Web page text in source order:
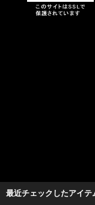
最近チェックしたアイテ